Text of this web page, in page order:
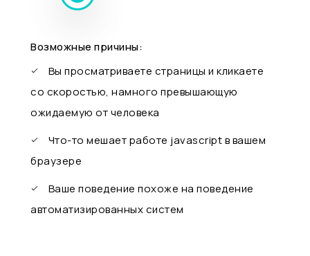
Возможные причины:
Вы просматриваете страницы и кликаете
со скоростью, намного превышающую
ожидаемую от человека
Что-то мешает работе javascript в вашем
браузере
Ваше поведение похоже на поведение
автоматизированных систем